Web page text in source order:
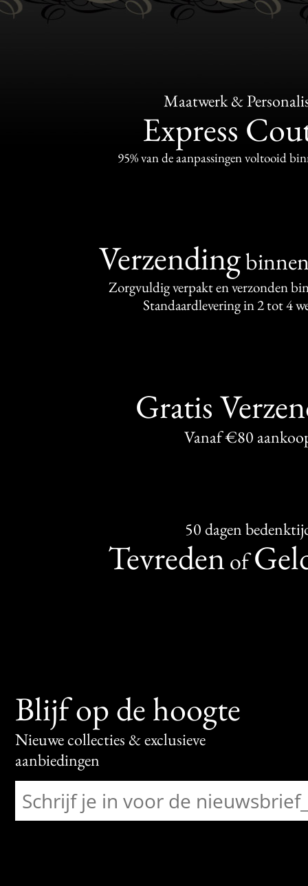
Maatwerk &
Express
95% van de aanpassingen voltooid
Verzending
Zorgvuldig verpakt en verzonden
Standaardlevering in 2 tot 4
Gratis
Vanaf €80
50 dagen
Tevredenof
Blijf op de hoogte
Nieuwe collecties & exclusieve
aanbiedingen